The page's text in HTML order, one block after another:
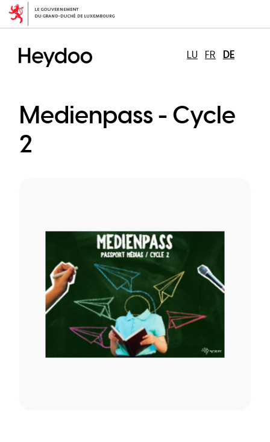
Direkt
zum
LU
FR DE
Medienpass - Cycle
2